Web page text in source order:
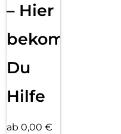
– Hier
bekommst
Du
Hilfe
ab 0,00 €